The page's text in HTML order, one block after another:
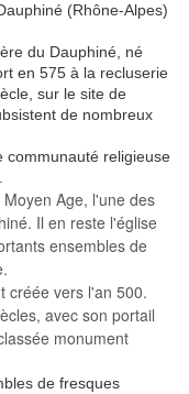
(Rhône-Alpes)
du Dauphiné, né
en 575 à la recluserie
sur le site de
de nombreux
communauté religieuse
Age, l'une des
Il en reste l'église
ensembles de
créée vers l'an 500.
avec son portail
monument
de fresques